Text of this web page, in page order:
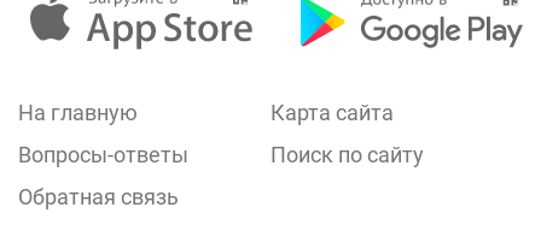
На главную
Карта сайта
Вопросы-ответы
Поиск по сайту
Обратная связь